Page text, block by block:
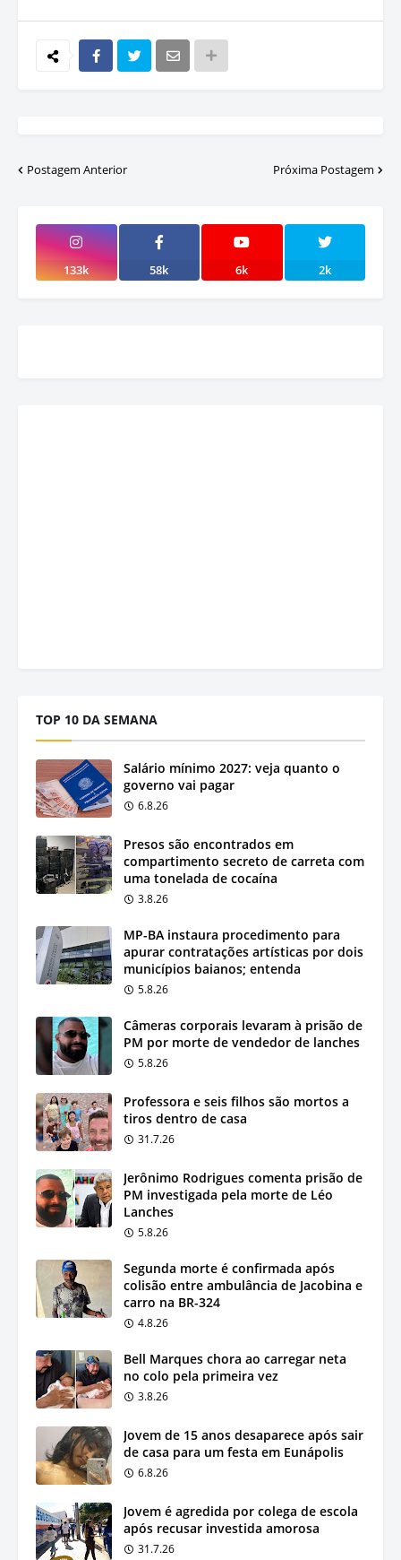
Postagem Anterior Próxima Postagem
133k 58k 6k 2k
TOP 10 DA SEMANA
Salário mínimo 2027: veja quanto o
governo vai pagar
6.8.26
Presos são encontrados em
compartimento secreto de carreta com
uma tonelada de cocaína
3.8.26
MP-BA instaura procedimento para
apurar contratações artísticas por dois
municípios baianos; entenda
5.8.26
Câmeras corporais levaram à prisão de
PM por morte de vendedor de lanches
5.8.26
Professora e seis filhos são mortos a
tiros dentro de casa
31.7.26
Jerônimo Rodrigues comenta prisão de
PM investigada pela morte de Léo
Lanches
5.8.26
Segunda morte é confirmada após
colisão entre ambulância de Jacobina e
carro na BR-324
4.8.26
Bell Marques chora ao carregar neta
no colo pela primeira vez
3.8.26
Jovem de 15 anos desaparece após sair
de casa para um festa em Eunápolis
6.8.26
Jovem é agredida por colega de escola
após recusar investida amorosa
31.7.26